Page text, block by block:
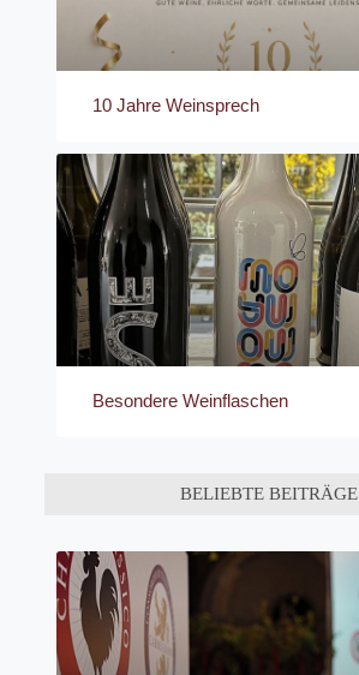
10 Jahre Weinsprech
Besondere Weinflaschen
BELIEBTE BEITRÄGE